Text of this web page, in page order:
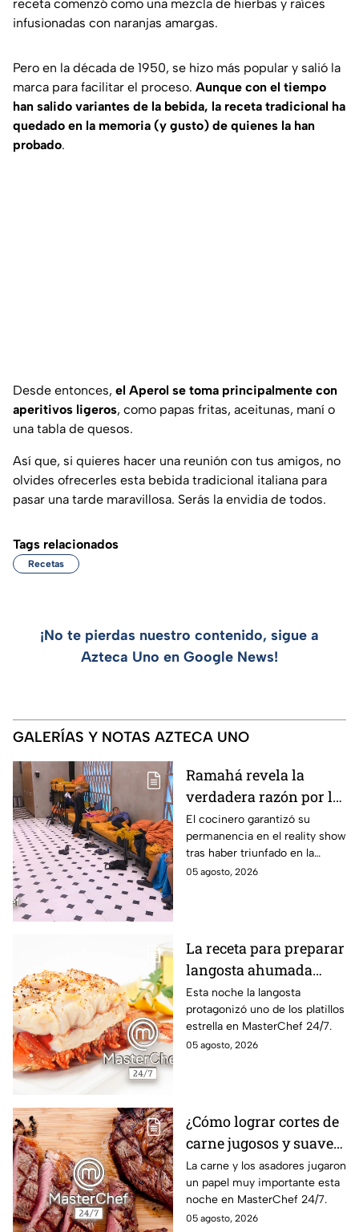
receta comenzó como una mezcla de hierbas y raíces
infusionadas con naranjas amargas.
Pero en la década de 1950, se hizo más popular y salió la
marca para facilitar el proceso. Aunque con el tiempo
han salido variantes de la bebida, la receta tradicional ha
quedado en la memoria (y gusto) de quienes la han
probado.
Desde entonces, el Aperol se toma principalmente con
aperitivos ligeros, como papas fritas, aceitunas, maní o
una tabla de quesos.
Así que, si quieres hacer una reunión con tus amigos, no
olvides ofrecerles esta bebida tradicional italiana para
pasar una tarde maravillosa. Serás la envidia de todos.
Tags relacionados
Recetas
¡No te pierdas nuestro contenido, sigue a
Azteca Uno en Google News!
GALERÍAS Y NOTAS AZTECA UNO
Ramahá revela la
verdadera razón por la
que subió a Daniela al
balcón de MasterChef
24/7
El cocinero garantizó su
permanencia en el reality show
tras haber triunfado en la
pasada batalla por equipos
05 agosto, 2026
La receta para preparar
langosta ahumada
como en MasterChef
24/7
Esta noche la langosta
protagonizó uno de los platillos
estrella en MasterChef 24/7.
05 agosto, 2026
¿Cómo lograr cortes de
carne jugosos y suaves
al estilo MasterChef
24/7?
La carne y los asadores jugaron
un papel muy importante esta
noche en MasterChef 24/7.
05 agosto, 2026